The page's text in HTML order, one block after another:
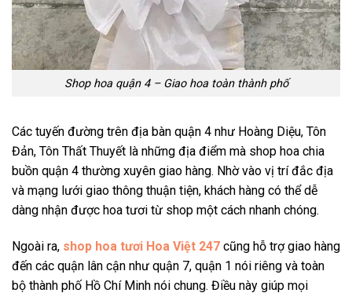
Shop hoa quận 4 – Giao hoa toàn thành phố
Các tuyến đường trên địa bàn quận 4 như Hoàng Diệu, Tôn
Đản, Tôn Thất Thuyết là những địa điểm mà shop hoa chia
buồn quận 4 thường xuyên giao hàng. Nhờ vào vị trí đắc địa
và mạng lưới giao thông thuận tiện, khách hàng có thể dễ
dàng nhận được hoa tươi từ shop một cách nhanh chóng.
Ngoài ra, shop hoa tươi Hoa Việt 247 cũng hỗ trợ giao hàng
đến các quận lân cận như quận 7, quận 1 nói riêng và toàn
bộ thành phố Hồ Chí Minh nói chung. Điều này giúp mọi